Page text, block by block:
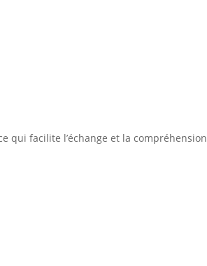
qui facilite l’échange et la compréhension